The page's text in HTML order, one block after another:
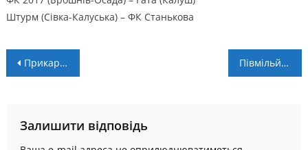
Штурм (Сівка-Калуська) – ФК Станькова
Навігація
Прикарпаття-Говерла – Будівельник – 53:96. Післямова Півмільйона гривень зібрали під час благодійної акції “Місцеве самоврядування Прикарпаття – ЗСУ”
Залишити відповідь